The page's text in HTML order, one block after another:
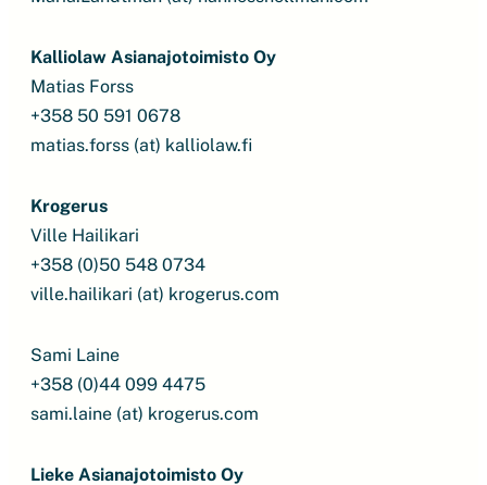
Kalliolaw Asianajotoimisto Oy
Matias Forss
+358 50 591 0678
matias.forss (at) kalliolaw.fi
Krogerus
Ville Hailikari
+358 (0)50 548 0734
ville.hailikari (at) krogerus.com
Sami Laine
+358 (0)44 099 4475
sami.laine (at) krogerus.com
Lieke Asianajotoimisto Oy